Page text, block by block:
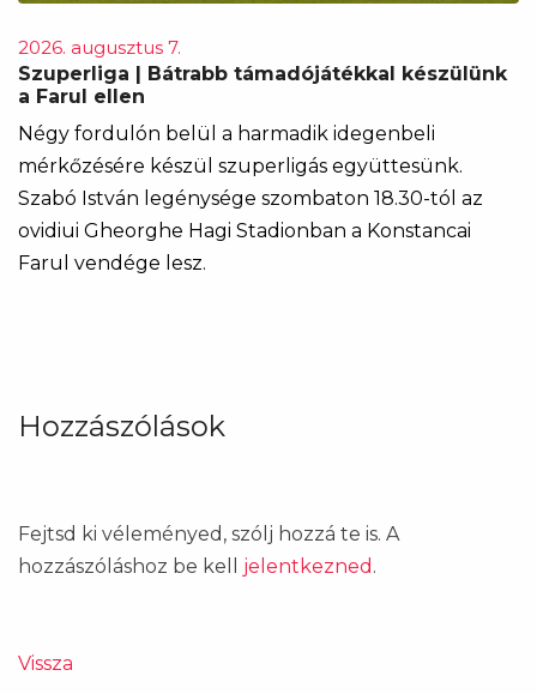
2026. augusztus 7.
Szuperliga | Bátrabb támadójátékkal készülünk
a Farul ellen
Négy fordulón belül a harmadik idegenbeli
mérkőzésére készül szuperligás együttesünk.
Szabó István legénysége szombaton 18.30-tól az
ovidiui Gheorghe Hagi Stadionban a Konstancai
Farul vendége lesz.
Hozzászólások
Fejtsd ki véleményed, szólj hozzá te is. A
hozzászóláshoz be kell jelentkezned .
Vissza